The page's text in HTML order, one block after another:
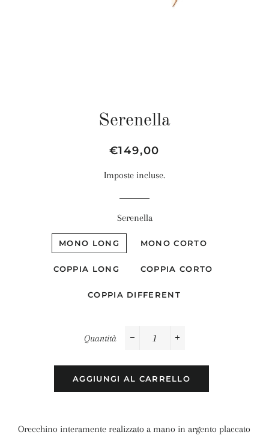
Serenella
Prezzo
listino
Prezzo
€149,00
Imposte incluse.
Serenella
MONO LONG MONO CORTO
COPPIA LONG COPPIA CORTO
COPPIA DIFFERENT
Quantità
AGGIUNGI AL CARRELLO
Orecchino interamente realizzato a mano in argento placcato